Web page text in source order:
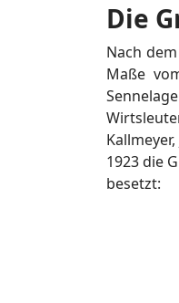
Die
Nach
Maße
1923 die
besetzt: